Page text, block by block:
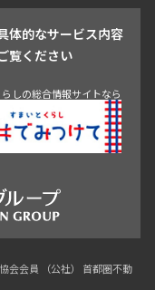
目黒・中目黒
体的なサービス内容
覧ください
しの総合情報サイトなら
会会員 （公社） 首都圏不動